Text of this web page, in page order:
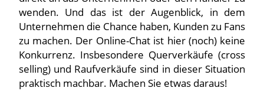
wenden. Und das ist der Augenblick, in dem
Unternehmen die Chance haben, Kunden zu Fans
zu machen. Der Online-Chat ist hier (noch) keine
Konkurrenz. Insbesondere Querverkäufe (cross
selling) und Raufverkäufe sind in dieser Situation
praktisch machbar. Machen Sie etwas daraus!